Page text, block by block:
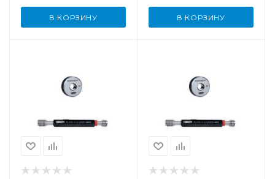
В КОРЗИНУ В КОРЗИНУ